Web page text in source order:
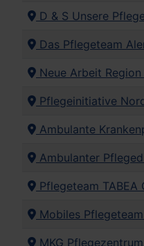
D & S Unsere
Das Pflegeteam
Neue Arbeit
Pflegeinitiative
Ambulante
Ambulanter
Pflegeteam TABEA
Mobiles
MKG